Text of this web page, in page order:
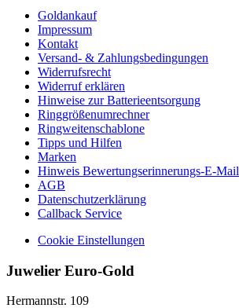
Goldankauf
Impressum
Kontakt
Versand- & Zahlungsbedingungen
Widerrufsrecht
Widerruf erklären
Hinweise zur Batterieentsorgung
Ringgrößenumrechner
Ringweitenschablone
Tipps und Hilfen
Marken
Hinweis Bewertungserinnerungs-E-Mail
AGB
Datenschutzerklärung
Callback Service
Cookie Einstellungen
Juwelier Euro-Gold
Hermannstr. 109